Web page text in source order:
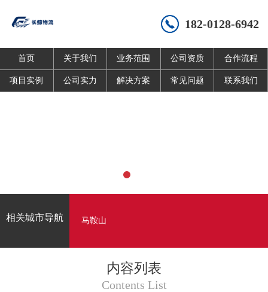
182-0128-6942
首页 关于我们 业务范围 公司资质 合作流程
项目实例 公司实力 解决方案 常见问题 联系我们
相关城市导航 马鞍山
内容列表
Contents List